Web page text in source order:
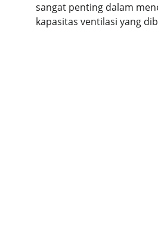
sangat penting dalam
kapasitas ventilasi yang